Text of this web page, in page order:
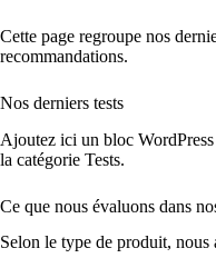
Cette page regroupe nos
recommandations.
Nos derniers tests
Ajoutez ici un bloc
la catégorie Tests.
Ce que nous évaluons dans
Selon le type de produit, nous